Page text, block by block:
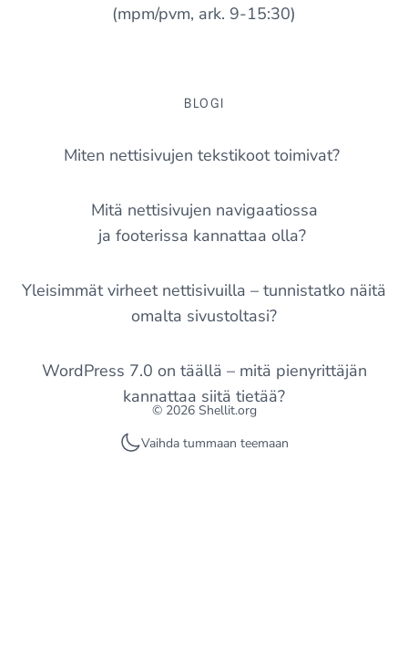
(mpm/pvm, ark. 9-15:30)
BLOGI
Miten nettisivujen tekstikoot toimivat?
Mitä nettisivujen navigaatiossa
ja footerissa kannattaa olla?
Yleisimmät virheet nettisivuilla – tunnistatko näitä
omalta sivustoltasi?
WordPress 7.0 on täällä – mitä pienyrittäjän
kannattaa siitä tietää?
© 2026 Shellit.org
Vaihda tummaan teemaan